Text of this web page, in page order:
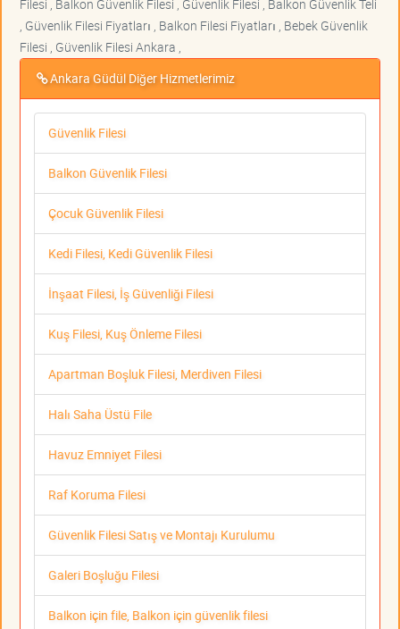
Filesi , Balkon Güvenlik Filesi , Güvenlik Filesi , Balkon Güvenlik Teli
, Güvenlik Filesi Fiyatları , Balkon Filesi Fiyatları , Bebek Güvenlik
Filesi , Güvenlik Filesi Ankara ,
Ankara Güdül Diğer Hizmetlerimiz
Güvenlik Filesi
Balkon Güvenlik Filesi
Çocuk Güvenlik Filesi
Kedi Filesi, Kedi Güvenlik Filesi
İnşaat Filesi, İş Güvenliği Filesi
Kuş Filesi, Kuş Önleme Filesi
Apartman Boşluk Filesi, Merdiven Filesi
Halı Saha Üstü File
Havuz Emniyet Filesi
Raf Koruma Filesi
Güvenlik Filesi Satış ve Montajı Kurulumu
Galeri Boşluğu Filesi
Balkon için file, Balkon için güvenlik filesi